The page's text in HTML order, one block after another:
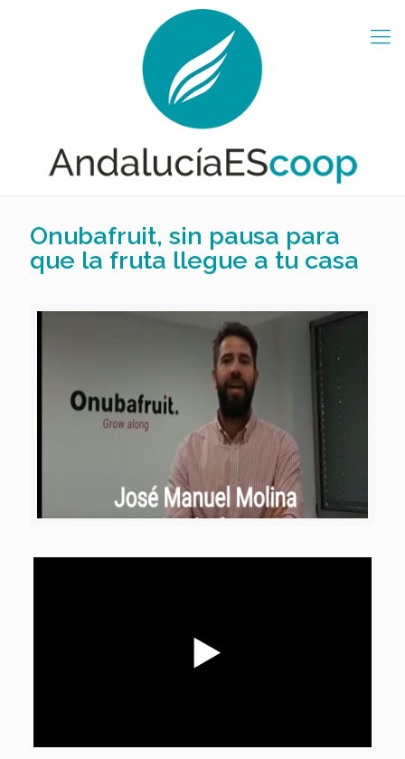
Onubafruit, sin pausa para
que la fruta llegue a tu casa